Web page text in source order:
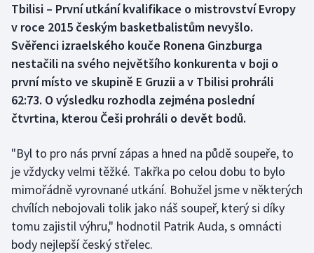
Box
Curling
Dostihy
Florbal
Futsal
Golf
Gymnastika
Tbilisi – První utkání kvalifikace o mistrovství Evropy
v roce 2015 českým basketbalistům nevyšlo.
Svěřenci izraelského kouče Ronena Ginzburga
nestačili na svého největšího konkurenta v boji o
první místo ve skupině E Gruzii a v Tbilisi prohráli
62:73. O výsledku rozhodla zejména poslední
čtvrtina, kterou Češi prohráli o devět bodů.
"Byl to pro nás první zápas a hned na půdě soupeře, to
je vždycky velmi těžké. Takřka po celou dobu to bylo
mimořádně vyrovnané utkání. Bohužel jsme v některých
chvílích nebojovali tolik jako náš soupeř, který si díky
tomu zajistil výhru," hodnotil Patrik Auda, s omnácti
body nejlepší český střelec.